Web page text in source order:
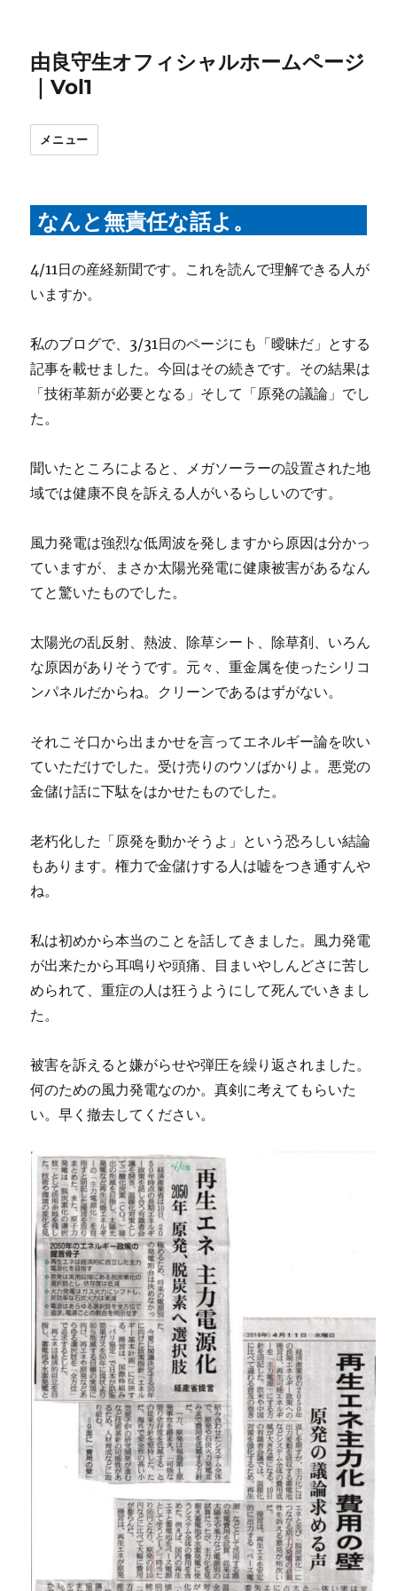
由良守生オフィシャルホームページ
｜Vol1
メニュー
なんと無責任な話よ。
4/11日の産経新聞です。これを読んで理解できる人が
いますか。
私のブログで、3/31日のページにも「曖昧だ」とする
記事を載せました。今回はその続きです。その結果は
「技術革新が必要となる」そして「原発の議論」でし
た。
聞いたところによると、メガソーラーの設置された地
域では健康不良を訴える人がいるらしいのです。
風力発電は強烈な低周波を発しますから原因は分かっ
ていますが、まさか太陽光発電に健康被害があるなん
てと驚いたものでした。
太陽光の乱反射、熱波、除草シート、除草剤、いろん
な原因がありそうです。元々、重金属を使ったシリコ
ンパネルだからね。クリーンであるはずがない。
それこそ口から出まかせを言ってエネルギー論を吹い
ていただけでした。受け売りのウソばかりよ。悪党の
金儲け話に下駄をはかせたものでした。
老朽化した「原発を動かそうよ」という恐ろしい結論
もあります。権力で金儲けする人は嘘をつき通すんや
ね。
私は初めから本当のことを話してきました。風力発電
が出来たから耳鳴りや頭痛、目まいやしんどさに苦し
められて、重症の人は狂うようにして死んでいきまし
た。
被害を訴えると嫌がらせや弾圧を繰り返されました。
何のための風力発電なのか。真剣に考えてもらいた
い。早く撤去してください。